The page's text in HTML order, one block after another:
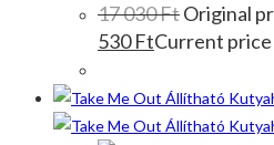
17 030FtOriginal
530FtCurrent price